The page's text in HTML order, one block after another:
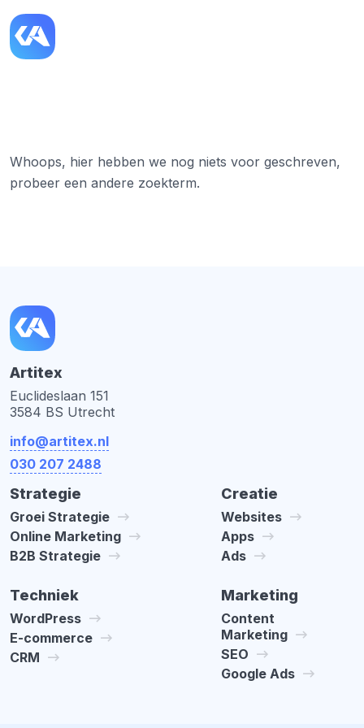
Whoops, hier hebben we nog niets voor geschreven,
probeer een andere zoekterm.
Artitex
Euclideslaan 151
3584 BS Utrecht
info@artitex.nl
030 207 2488
Strategie
Groei Strategie
Online Marketing
B2B Strategie
Creatie
Websites
Apps
Ads
Techniek
WordPress
E-commerce
CRM
Marketing
Content
Marketing
SEO
Google Ads